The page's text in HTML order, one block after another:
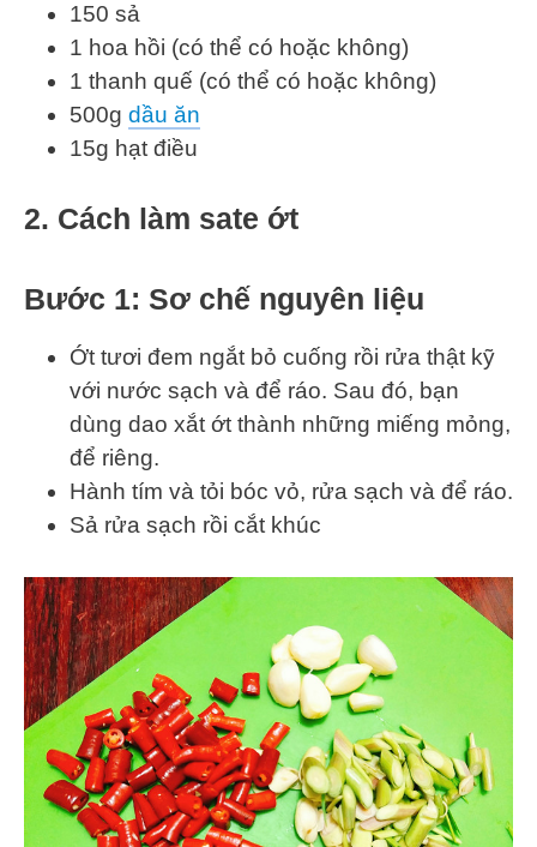
150 sả
1 hoa hồi (có thể có hoặc không)
1 thanh quế (có thể có hoặc không)
500g dầu ăn
15g hạt điều
2. Cách làm sate ớt
Bước 1: Sơ chế nguyên liệu
Ớt tươi đem ngắt bỏ cuống rồi rửa thật kỹ
với nước sạch và để ráo. Sau đó, bạn
dùng dao xắt ớt thành những miếng mỏng,
để riêng.
Hành tím và tỏi bóc vỏ, rửa sạch và để ráo.
Sả rửa sạch rồi cắt khúc